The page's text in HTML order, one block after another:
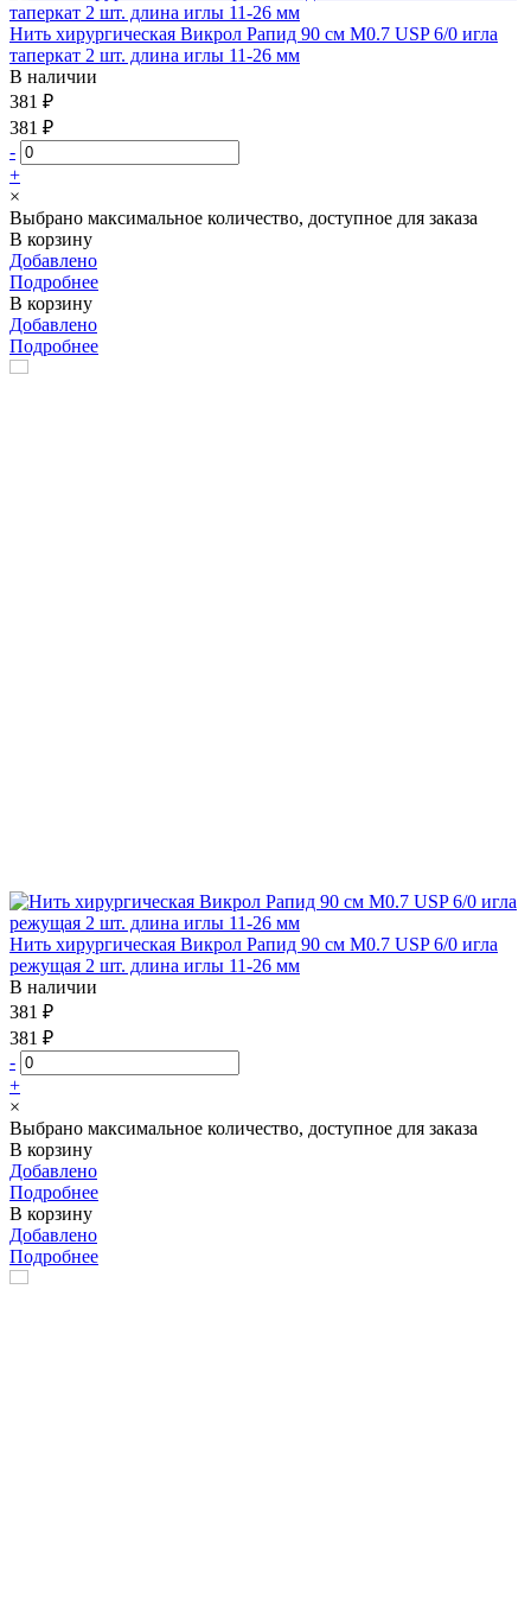
Нить хирургическая Викрол Рапид 90 см М0.7 USP 6/0 игла
таперкат 2 шт. длина иглы 11-26 мм
В наличии
381 ₽
381 ₽
-
+
×
Выбрано максимальное количество, доступное для заказа
В корзину
Добавлено
Подробнее
В корзину
Добавлено
Подробнее
Нить хирургическая Викрол Рапид 90 см М0.7 USP 6/0 игла
режущая 2 шт. длина иглы 11-26 мм
В наличии
381 ₽
381 ₽
-
+
×
Выбрано максимальное количество, доступное для заказа
В корзину
Добавлено
Подробнее
В корзину
Добавлено
Подробнее